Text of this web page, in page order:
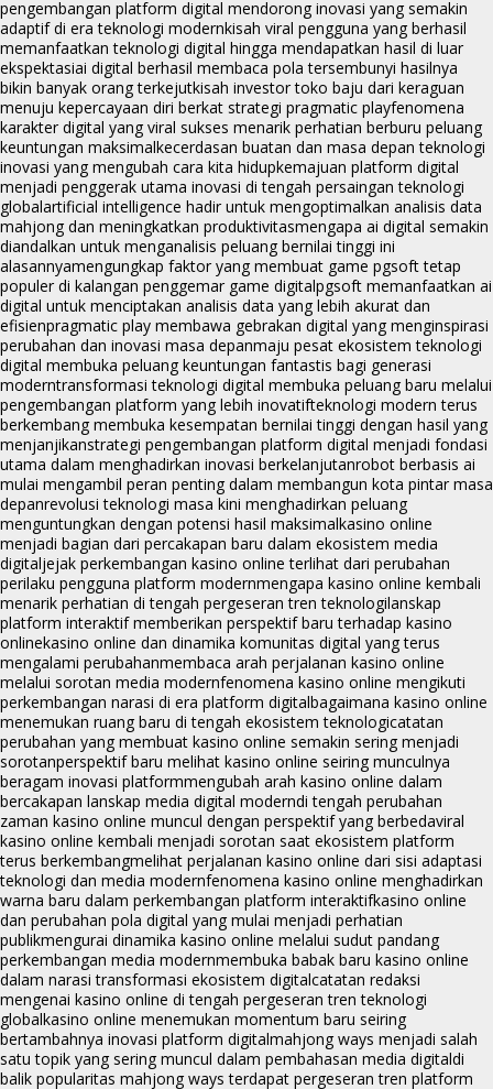
pengembangan platform digital mendorong inovasi yang semakin
adaptif di era teknologi modernkisah viral pengguna yang berhasil
memanfaatkan teknologi digital hingga mendapatkan hasil di luar
ekspektasiai digital berhasil membaca pola tersembunyi hasilnya
bikin banyak orang terkejutkisah investor toko baju dari keraguan
menuju kepercayaan diri berkat strategi pragmatic playfenomena
karakter digital yang viral sukses menarik perhatian berburu peluang
keuntungan maksimalkecerdasan buatan dan masa depan teknologi
inovasi yang mengubah cara kita hidupkemajuan platform digital
menjadi penggerak utama inovasi di tengah persaingan teknologi
globalartificial intelligence hadir untuk mengoptimalkan analisis data
mahjong dan meningkatkan produktivitasmengapa ai digital semakin
diandalkan untuk menganalisis peluang bernilai tinggi ini
alasannyamengungkap faktor yang membuat game pgsoft tetap
populer di kalangan penggemar game digitalpgsoft memanfaatkan ai
digital untuk menciptakan analisis data yang lebih akurat dan
efisienpragmatic play membawa gebrakan digital yang menginspirasi
perubahan dan inovasi masa depanmaju pesat ekosistem teknologi
digital membuka peluang keuntungan fantastis bagi generasi
moderntransformasi teknologi digital membuka peluang baru melalui
pengembangan platform yang lebih inovatifteknologi modern terus
berkembang membuka kesempatan bernilai tinggi dengan hasil yang
menjanjikanstrategi pengembangan platform digital menjadi fondasi
utama dalam menghadirkan inovasi berkelanjutanrobot berbasis ai
mulai mengambil peran penting dalam membangun kota pintar masa
depanrevolusi teknologi masa kini menghadirkan peluang
menguntungkan dengan potensi hasil maksimalkasino online
menjadi bagian dari percakapan baru dalam ekosistem media
digitaljejak perkembangan kasino online terlihat dari perubahan
perilaku pengguna platform modernmengapa kasino online kembali
menarik perhatian di tengah pergeseran tren teknologilanskap
platform interaktif memberikan perspektif baru terhadap kasino
onlinekasino online dan dinamika komunitas digital yang terus
mengalami perubahanmembaca arah perjalanan kasino online
melalui sorotan media modernfenomena kasino online mengikuti
perkembangan narasi di era platform digitalbagaimana kasino online
menemukan ruang baru di tengah ekosistem teknologicatatan
perubahan yang membuat kasino online semakin sering menjadi
sorotanperspektif baru melihat kasino online seiring munculnya
beragam inovasi platformmengubah arah kasino online dalam
bercakapan lanskap media digital moderndi tengah perubahan
zaman kasino online muncul dengan perspektif yang berbedaviral
kasino online kembali menjadi sorotan saat ekosistem platform
terus berkembangmelihat perjalanan kasino online dari sisi adaptasi
teknologi dan media modernfenomena kasino online menghadirkan
warna baru dalam perkembangan platform interaktifkasino online
dan perubahan pola digital yang mulai menjadi perhatian
publikmengurai dinamika kasino online melalui sudut pandang
perkembangan media modernmembuka babak baru kasino online
dalam narasi transformasi ekosistem digitalcatatan redaksi
mengenai kasino online di tengah pergeseran tren teknologi
globalkasino online menemukan momentum baru seiring
bertambahnya inovasi platform digitalmahjong ways menjadi salah
satu topik yang sering muncul dalam pembahasan media digitaldi
balik popularitas mahjong ways terdapat pergeseran tren platform